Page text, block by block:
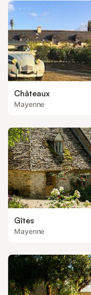
Châteaux
Mayenne
Gîtes
Mayenne